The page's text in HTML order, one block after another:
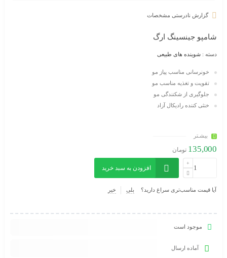
گزارش نادرستی مشخصات
شامپو جینسینگ ارگ
دسته : شوینده های طبیعی
خونرسانی مناسب پیاز مو
تقویت و تغذیه مناسب مو
جلوگیری از شکنندگی مو
خنثی کننده رادیکال آزاد
بیشـتر
135,000 تومان
افزودن به سبد خرید
آیا قیمت مناسب‌تری سراغ دارید؟ بلی خیر
موجود است
آماده ارسال